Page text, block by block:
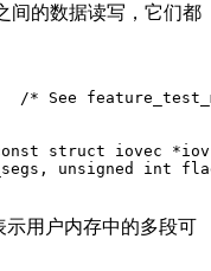
间的数据读写，它们都
/* See
struct iovec
unsigned int
示用户内存中的多段可